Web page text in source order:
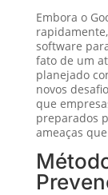
Embora o
software
fato de um
planejado
novos
que
preparados
ameaças